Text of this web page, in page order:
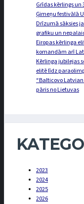
Grīdas kērlings
Ģimeņu festivālā
Drīzumā sāksies
grafiku un
Eiropas kērlinga
komandām arī
Kērlinga jubilejas
elitē līdz
“Balticovo Latvian
pāris no Lietuvas
2023
2024
2025
2026